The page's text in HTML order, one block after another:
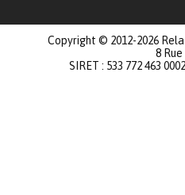
Copyright © 2012-2026
8
SIRET : 533 772 463